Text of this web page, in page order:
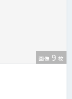
画像 9 枚